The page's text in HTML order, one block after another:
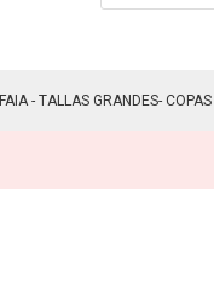
- TALLAS GRANDES-